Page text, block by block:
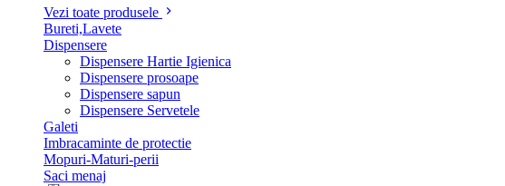
Vezi toate produsele
Bureti,Lavete
Dispensere
Dispensere Hartie Igienica
Dispensere prosoape
Dispensere sapun
Dispensere Servetele
Galeti
Imbracaminte de protectie
Mopuri-Maturi-perii
Saci menaj